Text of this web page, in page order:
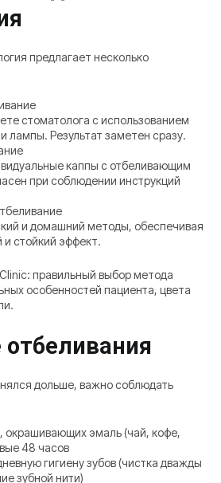
предлагает несколько
стоматолога с использованием
лампы. Результат заметен сразу.
каппы с отбеливающим
при соблюдении инструкций
и домашний методы, обеспечивая
стойкий эффект.
правильный выбор метода
особенностей пациента, цвета
дольше, важно соблюдать
окрашивающих эмаль (чай, кофе,
48 часов
гигиену зубов (чистка дважды
зубной нити)